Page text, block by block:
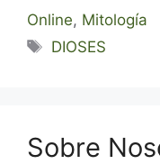
Online, Mitología
Etiquetas
DIOSES
Sobre